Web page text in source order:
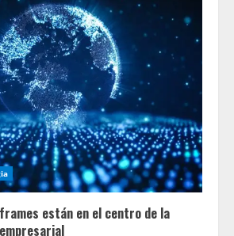
están en el centro de la